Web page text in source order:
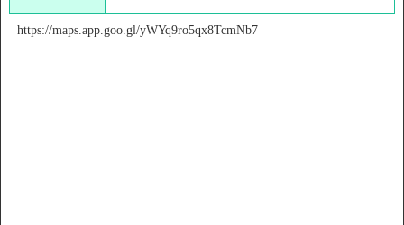
https://maps.app.goo.gl/yWYq9ro5qx8TcmNb7